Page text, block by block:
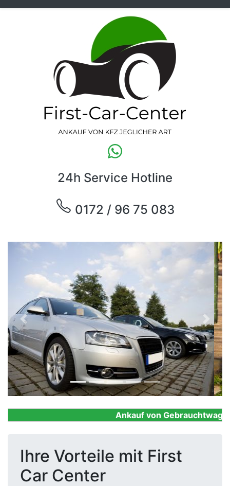
24h Service Hotline
0172 / 96 75 083
Previous Next
Ankauf von
Ihre Vorteile mit First
Car Center